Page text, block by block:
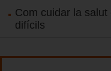
Com cuidar la
difícils